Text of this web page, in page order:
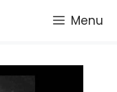
Menu